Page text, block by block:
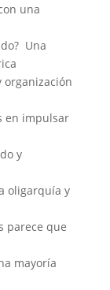
una
Una
organización
en impulsar
y
oligarquía y
parece que
mayoría